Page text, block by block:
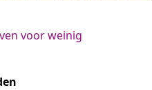
voor weinig